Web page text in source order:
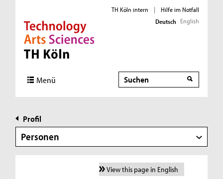
Direkt zur Hauptnavigation
Direkt zur Subnavigation
Direkt zum Inhalt
Direkt zum Fußbereich
TH Köln intern |
Hilfe im Notfall
Deutsch English
Menü Suche
Profil
Personen
View this page in English